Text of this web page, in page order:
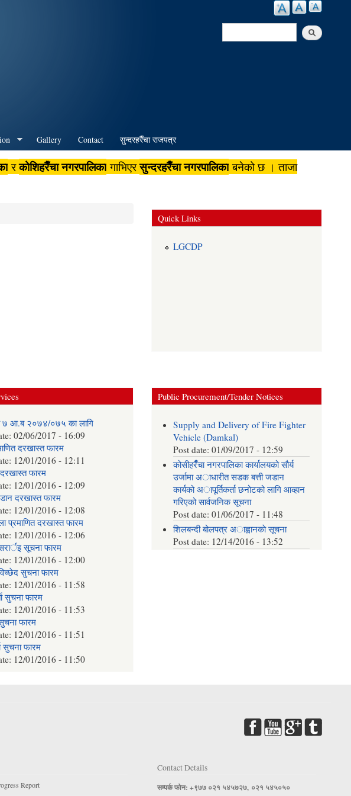
Search
Gallery Contact सुन्दरहरैँचा राजपत्र
रकोशिहरैँचा नगरपालिकागाभिएरसुन्दरहरैँचा नगरपालिकाबनेको छ । ताजा
Quick Links
LGCDP
आ.ब २०७४/०७५ का लागि
02/06/2017 - 16:09
दरखास्त फारम
12/01/2016 - 12:11
फारम
12/01/2016 - 12:09
दरखास्त फारम
12/01/2016 - 12:08
प्रमाणित दरखास्त फारम
12/01/2016 - 12:06
सूचना फारम
12/01/2016 - 12:00
सुचना फारम
12/01/2016 - 11:58
सुचना फारम
12/01/2016 - 11:53
फारम
12/01/2016 - 11:51
सुचना फारम
12/01/2016 - 11:50
Public Procurement/Tender Notices
Supply and Delivery of Fire Fighter
Vehicle (Damkal)
Post date: 01/09/2017 - 12:59
कोसीहरैँचा नगरपालिका कार्यालयको सौर्य
उर्जामा अाधारीत सडक बत्ती जडान
कार्यको अापूर्तिकर्ता छनोटको लागि आव्हान
गरिएको सार्वजनिक सूचना
Post date: 01/06/2017 - 11:48
शिलबन्दी बोलपत्र अाह्वानकाे सूचना
Post date: 12/14/2016 - 13:52
Report
Contact Details
सम्पर्क फोन: +९७७ ०२१ ५४५७२७, ०२१ ५४५०५०